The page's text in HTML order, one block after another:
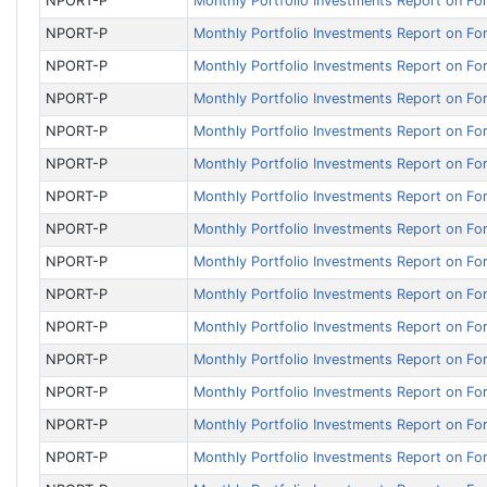
NPORT-P Monthly Portfolio Investments Report on
NPORT-P Monthly Portfolio Investments Report on
NPORT-P Monthly Portfolio Investments Report on
NPORT-P Monthly Portfolio Investments Report on
NPORT-P Monthly Portfolio Investments Report on
NPORT-P Monthly Portfolio Investments Report on
NPORT-P Monthly Portfolio Investments Report on
NPORT-P Monthly Portfolio Investments Report on
NPORT-P Monthly Portfolio Investments Report on
NPORT-P Monthly Portfolio Investments Report on
NPORT-P Monthly Portfolio Investments Report on
NPORT-P Monthly Portfolio Investments Report on
NPORT-P Monthly Portfolio Investments Report on
NPORT-P Monthly Portfolio Investments Report on